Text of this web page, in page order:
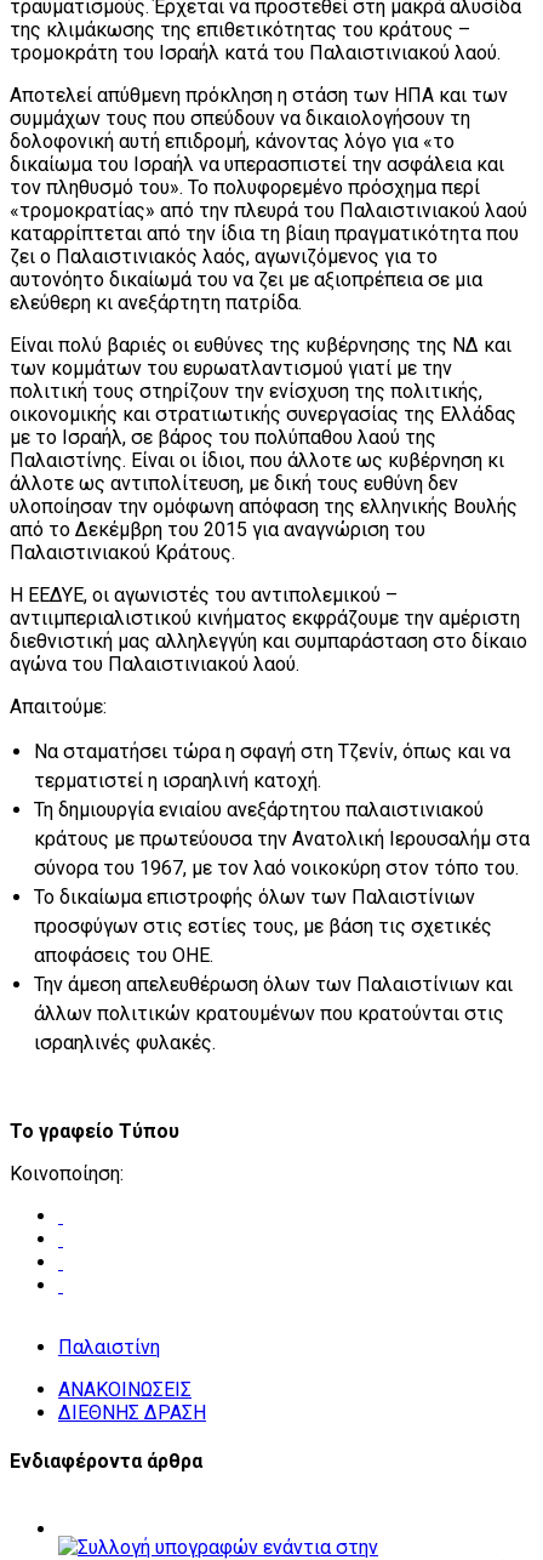
τραυματισμούς. Έρχεται να προστεθεί στη μακρά αλυσίδα
της κλιμάκωσης της επιθετικότητας του κράτους –
τρομοκράτη του Ισραήλ κατά του Παλαιστινιακού λαού.
Αποτελεί απύθμενη πρόκληση η στάση των ΗΠΑ και των
συμμάχων τους που σπεύδουν να δικαιολογήσουν τη
δολοφονική αυτή επιδρομή, κάνοντας λόγο για «το
δικαίωμα του Ισραήλ να υπερασπιστεί την ασφάλεια και
τον πληθυσμό του». Το πολυφορεμένο πρόσχημα περί
«τρομοκρατίας» από την πλευρά του Παλαιστινιακού λαού
καταρρίπτεται από την ίδια τη βίαιη πραγματικότητα που
ζει ο Παλαιστινιακός λαός, αγωνιζόμενος για το
αυτονόητο δικαίωμά του να ζει με αξιοπρέπεια σε μια
ελεύθερη κι ανεξάρτητη πατρίδα.
Είναι πολύ βαριές οι ευθύνες της κυβέρνησης της ΝΔ και
των κομμάτων του ευρωατλαντισμού γιατί με την
πολιτική τους στηρίζουν την ενίσχυση της πολιτικής,
οικονομικής και στρατιωτικής συνεργασίας της Ελλάδας
με το Ισραήλ, σε βάρος του πολύπαθου λαού της
Παλαιστίνης. Είναι οι ίδιοι, που άλλοτε ως κυβέρνηση κι
άλλοτε ως αντιπολίτευση, με δική τους ευθύνη δεν
υλοποίησαν την ομόφωνη απόφαση της ελληνικής Βουλής
από το Δεκέμβρη του 2015 για αναγνώριση του
Παλαιστινιακού Κράτους.
Η ΕΕΔΥΕ, οι αγωνιστές του αντιπολεμικού –
αντιιμπεριαλιστικού κινήματος εκφράζουμε την αμέριστη
διεθνιστική μας αλληλεγγύη και συμπαράσταση στο δίκαιο
αγώνα του Παλαιστινιακού λαού.
Απαιτούμε:
Να σταματήσει τώρα η σφαγή στη Τζενίν, όπως και να
τερματιστεί η ισραηλινή κατοχή.
Τη δημιουργία ενιαίου ανεξάρτητου παλαιστινιακού
κράτους με πρωτεύουσα την Ανατολική Ιερουσαλήμ στα
σύνορα του 1967, με τον λαό νοικοκύρη στον τόπο του.
Το δικαίωμα επιστροφής όλων των Παλαιστίνιων
προσφύγων στις εστίες τους, με βάση τις σχετικές
αποφάσεις του ΟΗΕ.
Την άμεση απελευθέρωση όλων των Παλαιστίνιων και
άλλων πολιτικών κρατουμένων που κρατούνται στις
ισραηλινές φυλακές.
Το γραφείο Τύπου
Κοινοποίηση:
Παλαιστίνη
ΑΝΑΚΟΙΝΩΣΕΙΣ
ΔΙΕΘΝΗΣ ΔΡΑΣΗ
Ενδιαφέροντα άρθρα